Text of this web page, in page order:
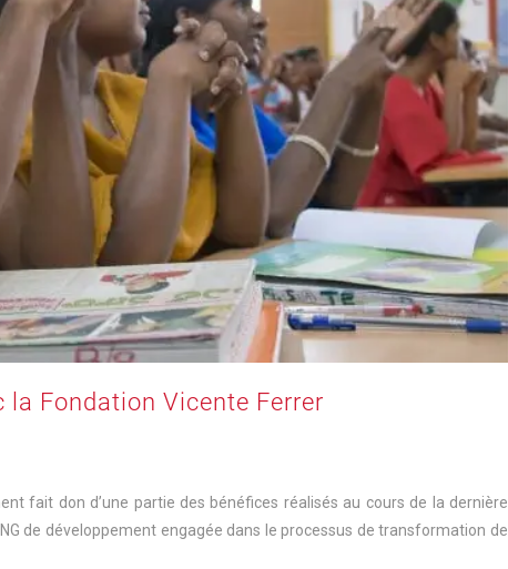
Fondation Vicente Ferrer
fait don d’une partie des bénéfices réalisés au cours de la dernière
de développement engagée dans le processus de transformation de